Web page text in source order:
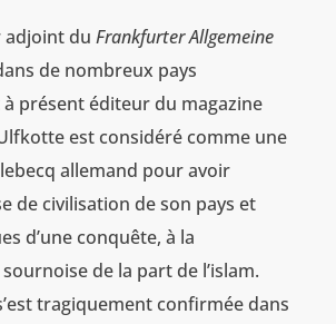
adjoint du Frankfurter Allgemeine
de nombreux pays
présent éditeur du magazine
est considéré comme une
allemand pour avoir
de civilisation de son pays et
d’une conquête, à la
de la part de l’islam.
tragiquement confirmée dans